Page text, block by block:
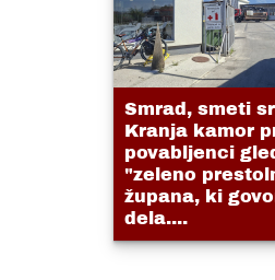
Smrad, smeti
Kranja kamor
povabljenci
"zeleno
župana, ki
dela....